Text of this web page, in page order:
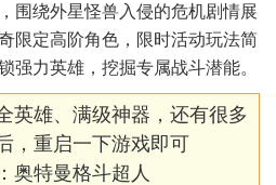
围绕外星怪兽入侵的危机剧情展
限定高阶角色，限时活动玩法简
强力英雄，挖掘专属战斗潜能。
英雄、满级神器，还有很多
，重启一下游戏即可
奥特曼格斗超人